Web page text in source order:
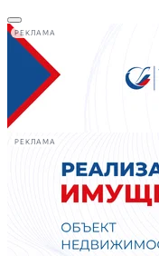
РЕКЛАМА
РЕКЛАМА